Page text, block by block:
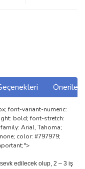
font-variant-numeric:
bold; font-stretch:
Arial, Tahoma;
color: #797979;
edilecek olup, 2 – 3 iş